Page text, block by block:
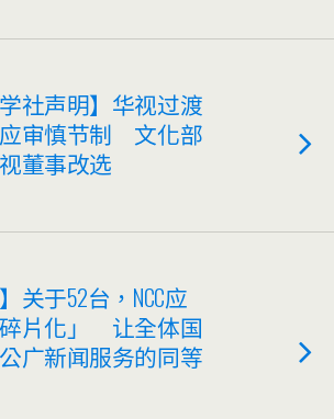
社声明】华视过渡
审慎节制 文化部
董事改选
关于52台，NCC应
片化」 让全体国
广新闻服务的同等